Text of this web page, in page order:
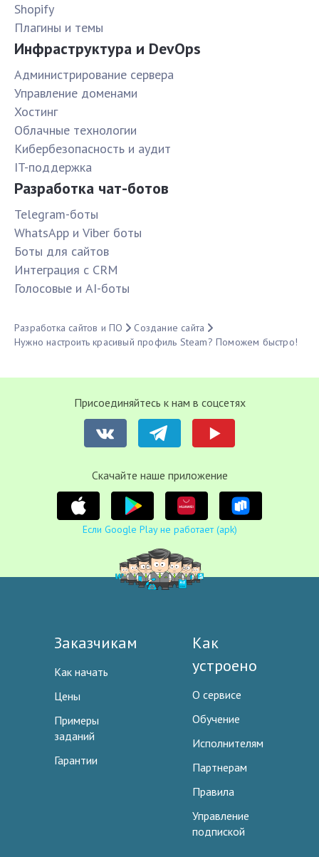
Shopify
Плагины и темы
Инфраструктура и DevOps
Администрирование сервера
Управление доменами
Хостинг
Облачные технологии
Кибербезопасность и аудит
IT-поддержка
Разработка чат-ботов
Telegram-боты
WhatsApp и Viber боты
Боты для сайтов
Интеграция с CRM
Голосовые и AI-боты
Разработка сайтов и ПО
Создание сайта
Нужно настроить красивый профиль Steam? Поможем быстро!
Присоединяйтесь к нам в соцсетях
Cкачайте наше приложение
Если Google Play не работает (apk)
Заказчикам
Как начать
Цены
Примеры
заданий
Гарантии
Как
устроено
О сервисе
Обучение
Исполнителям
Партнерам
Правила
Управление
подпиской